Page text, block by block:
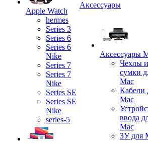
Apple Watch
hermes
Series 3
Series 6
Series 6
Nike
Series 7
Series 7
Nike
Series SE
Series SE
Nike
series-5
Аксессуары
Аксессуары
Чехлы и
сумки
Mac
Кабели
Mac
ввода
Mac
ЗУ для